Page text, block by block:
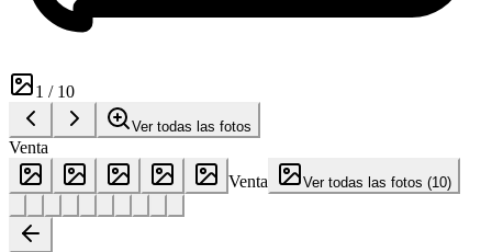
1 / 10
Ver todas las fotos
Venta
Venta
Ver todas las fotos (10)